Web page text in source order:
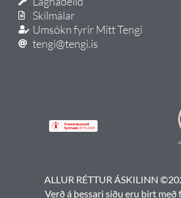
Skilmálar
Umsókn fyrir Mitt Tengi
tengi@tengi.is
ALLUR RÉTTUR ÁSKILINN
Verð á þessari síðu eru birt með